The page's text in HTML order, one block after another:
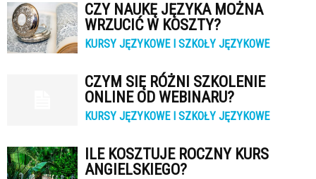
CZY NAUKĘ JĘZYKA MOŻNA
WRZUCIĆ W KOSZTY?
KURSY JĘZYKOWE I SZKOŁY JĘZYKOWE
CZYM SIĘ RÓŻNI SZKOLENIE
ONLINE OD WEBINARU?
KURSY JĘZYKOWE I SZKOŁY JĘZYKOWE
ILE KOSZTUJE ROCZNY KURS
ANGIELSKIEGO?